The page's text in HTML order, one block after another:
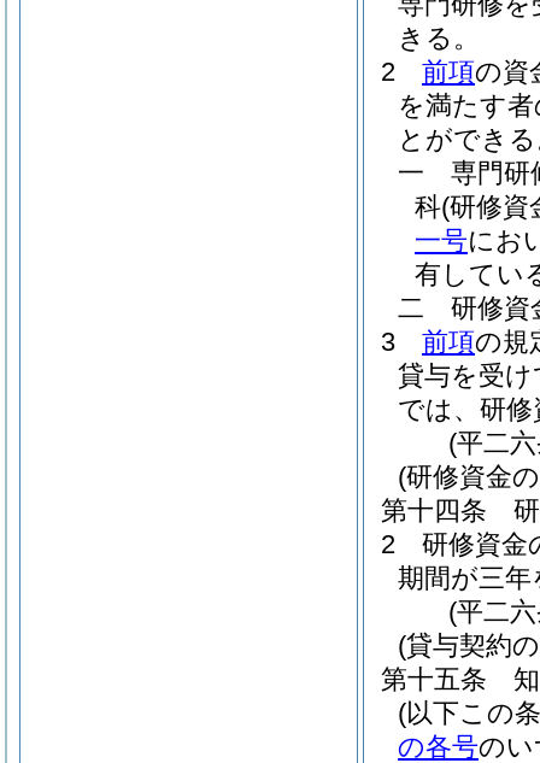
きる。
2
前項の資
を満たす
とができ
一
専門研
科(研修資
一号にお
有してい
二
研修資
3
前項の規
貸与を受
では、研
(平二
(研修資金
第十四条
2
研修資金
期間が三
(平二
(貸与契約
第十五条
(以下この
の各号のい